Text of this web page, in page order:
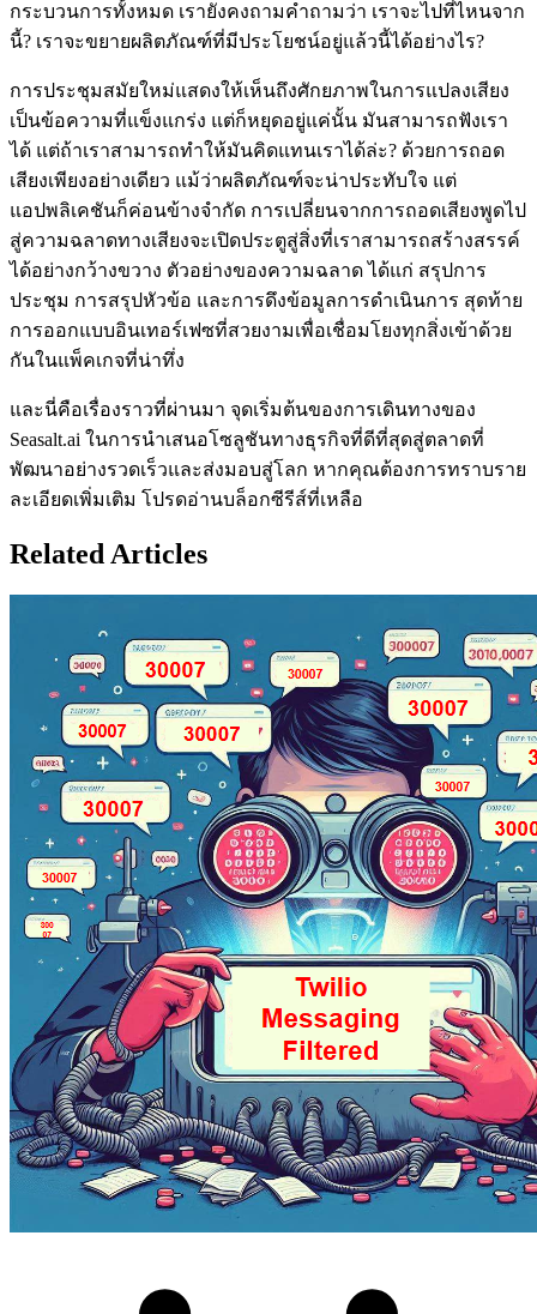
กระบวนการทั้งหมด เรายังคงถามคำถามว่า เราจะไปที่ไหนจาก
นี้? เราจะขยายผลิตภัณฑ์ที่มีประโยชน์อยู่แล้วนี้ได้อย่างไร?
การประชุมสมัยใหม่แสดงให้เห็นถึงศักยภาพในการแปลงเสียง
เป็นข้อความที่แข็งแกร่ง แต่ก็หยุดอยู่แค่นั้น มันสามารถฟังเรา
ได้ แต่ถ้าเราสามารถทำให้มันคิดแทนเราได้ล่ะ? ด้วยการถอด
เสียงเพียงอย่างเดียว แม้ว่าผลิตภัณฑ์จะน่าประทับใจ แต่
แอปพลิเคชันก็ค่อนข้างจำกัด การเปลี่ยนจากการถอดเสียงพูดไป
สู่ความฉลาดทางเสียงจะเปิดประตูสู่สิ่งที่เราสามารถสร้างสรรค์
ได้อย่างกว้างขวาง ตัวอย่างของความฉลาด ได้แก่ สรุปการ
ประชุม การสรุปหัวข้อ และการดึงข้อมูลการดำเนินการ สุดท้าย
การออกแบบอินเทอร์เฟซที่สวยงามเพื่อเชื่อมโยงทุกสิ่งเข้าด้วย
กันในแพ็คเกจที่น่าทึ่ง
และนี่คือเรื่องราวที่ผ่านมา จุดเริ่มต้นของการเดินทางของ
Seasalt.ai ในการนำเสนอโซลูชันทางธุรกิจที่ดีที่สุดสู่ตลาดที่
พัฒนาอย่างรวดเร็วและส่งมอบสู่โลก หากคุณต้องการทราบราย
ละเอียดเพิ่มเติม โปรดอ่านบล็อกซีรีส์ที่เหลือ
Related Articles